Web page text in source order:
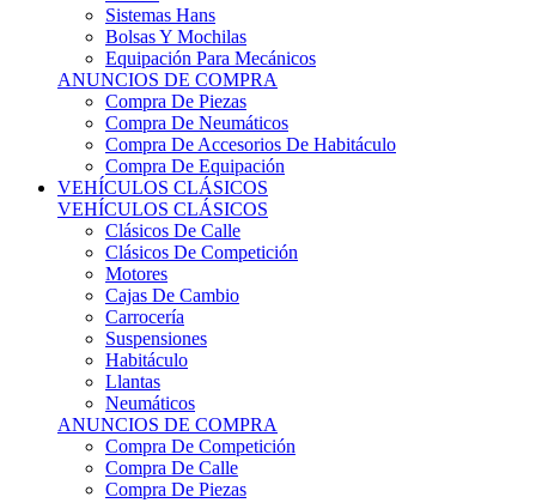
Sistemas Hans
Bolsas Y Mochilas
Equipación Para Mecánicos
ANUNCIOS DE COMPRA
Compra De Piezas
Compra De Neumáticos
Compra De Accesorios De Habitáculo
Compra De Equipación
VEHÍCULOS CLÁSICOS
VEHÍCULOS CLÁSICOS
Clásicos De Calle
Clásicos De Competición
Motores
Cajas De Cambio
Carrocería
Suspensiones
Habitáculo
Llantas
Neumáticos
ANUNCIOS DE COMPRA
Compra De Competición
Compra De Calle
Compra De Piezas